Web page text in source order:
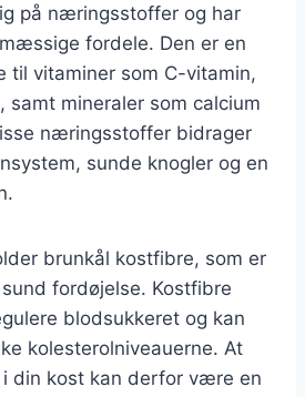
på næringsstoffer og har
fordele. Den er en
til vitaminer som C-vitamin,
samt mineraler som calcium
næringsstoffer bidrager
sunde knogler og en
brunkål kostfibre, som er
fordøjelse. Kostfibre
blodsukkeret og kan
kolesterolniveauerne. At
din kost kan derfor være en